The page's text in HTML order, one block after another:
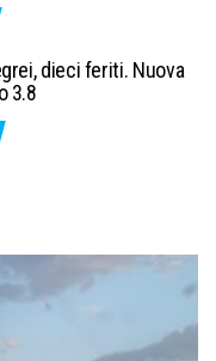
dieci feriti. Nuova
3.8